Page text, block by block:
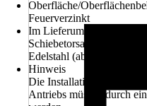
Oberfläche/
Feuerverzinkt
Im Lieferumfang enthalten
Schiebetorsatz mit
Edelstahl (ab 5000 mm
Hinweis
Die Installation und
Antriebs müssen durch